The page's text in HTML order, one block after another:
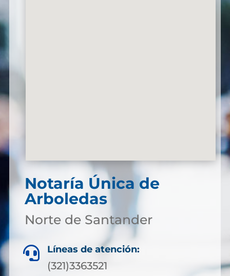
Notaría Única de
Arboledas
Norte de Santander
 Líneas de atención:
(321)3363521